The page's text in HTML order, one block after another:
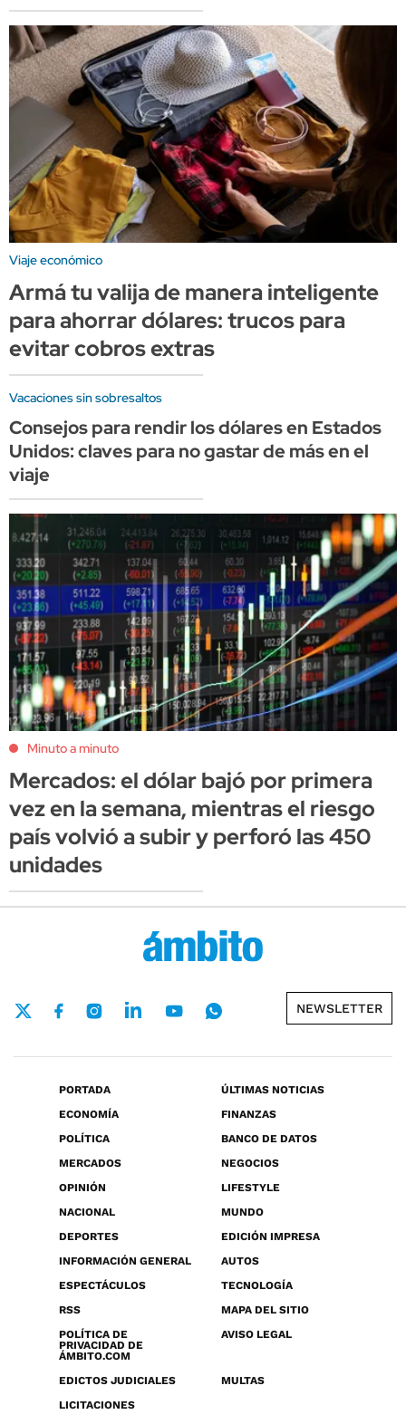
Viaje económico
Armá tu valija de manera inteligente
para ahorrar dólares: trucos para
evitar cobros extras
Vacaciones sin sobresaltos
Consejos para rendir los dólares en Estados
Unidos: claves para no gastar de más en el
viaje
Minuto a minuto
Mercados: el dólar bajó por primera
vez en la semana, mientras el riesgo
país volvió a subir y perforó las 450
unidades
NEWSLETTER
PORTADA
ÚLTIMAS NOTICIAS
ECONOMÍA
FINANZAS
POLÍTICA
BANCO DE DATOS
MERCADOS
NEGOCIOS
OPINIÓN
LIFESTYLE
NACIONAL
MUNDO
DEPORTES
EDICIÓN IMPRESA
INFORMACIÓN GENERAL
AUTOS
ESPECTÁCULOS
TECNOLOGÍA
RSS
MAPA DEL SITIO
POLÍTICA DE
PRIVACIDAD DE
ÁMBITO.COM
AVISO LEGAL
EDICTOS JUDICIALES
MULTAS
LICITACIONES